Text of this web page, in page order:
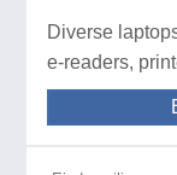
Diverse
e-readers,